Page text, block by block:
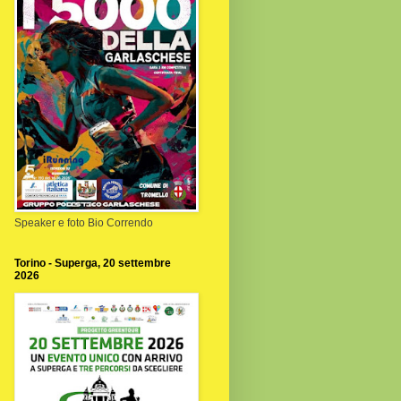
Speaker e foto Bio Correndo
Torino - Superga, 20 settembre
2026